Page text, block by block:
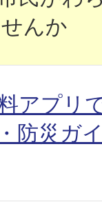
んか
アプリ
防災ガ